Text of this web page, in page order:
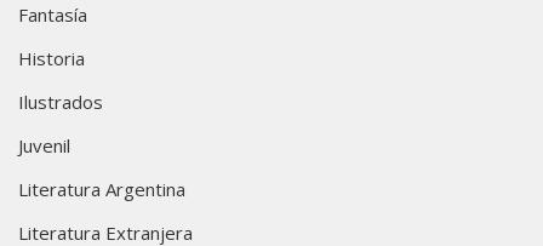
Fantasía
Historia
Ilustrados
Juvenil
Literatura Argentina
Literatura Extranjera